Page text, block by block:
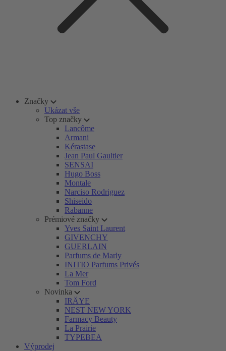
Značky
Ukázat vše
Top značky
Lancôme
Armani
Kérastase
Jean Paul Gaultier
SENSAI
Hugo Boss
Montale
Narciso Rodriguez
Shiseido
Rabanne
Prémiové značky
Yves Saint Laurent
GIVENCHY
GUERLAIN
Parfums de Marly
INITIO Parfums Privés
La Mer
Tom Ford
Novinka
IRÄYE
NEST NEW YORK
Farmacy Beauty
La Prairie
TYPEBEA
Výprodej